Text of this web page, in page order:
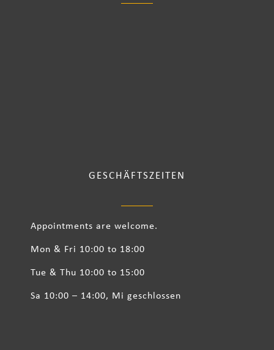
GESCHÄFTSZEITEN
Appointments are welcome.
Mon & Fri 10:00 to 18:00
Tue & Thu 10:00 to 15:00
Sa 10:00 – 14:00, Mi geschlossen